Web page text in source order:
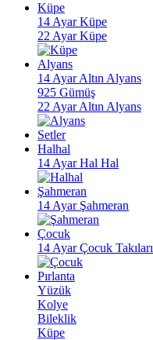
Küpe
14 Ayar Küpe
22 Ayar Küpe
Alyans
14 Ayar Altın Alyans
925 Gümüş
22 Ayar Altın Alyans
Setler
Halhal
14 Ayar Hal Hal
Şahmeran
14 Ayar Şahmeran
Çocuk
14 Ayar Çocuk Takıları
Pırlanta
Yüzük
Kolye
Bileklik
Küpe